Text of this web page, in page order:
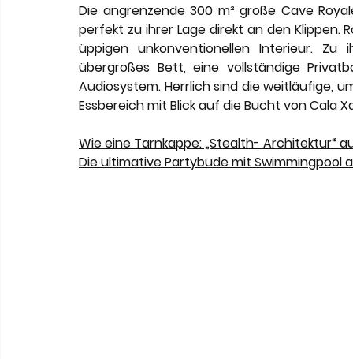
Die angrenzende 300 m² große Cave
perfekt zu ihrer Lage direkt an den Klippen.
üppigen unkonventionellen Interieur.
übergroßes Bett, eine vollständige
Audiosystem. Herrlich sind die weitläufige,
Essbereich mit Blick auf die Bucht von Cala
Wie eine Tarnkappe: „Stealth- Architektur“
Die ultimative Partybude mit Swimmingpool